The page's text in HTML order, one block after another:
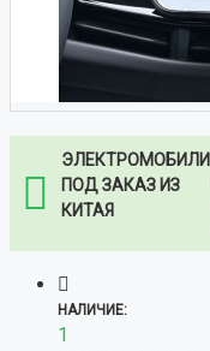
ЭЛЕКТРОМОБИЛИ
ПОД ЗАКАЗ ИЗ
КИТАЯ
НАЛИЧИЕ:
1